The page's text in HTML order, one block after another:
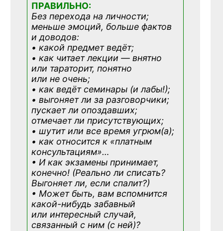
ПРАВИЛЬНО:
Без перехода на личности;
меньше эмоций, больше фактов
и доводов:
• какой предмет ведёт;
• как читает лекции — внятно
или тараторит, понятно
или не очень;
• как ведёт семинары (и лабы!);
• выгоняет ли за разговорчики;
пускает ли опоздавших;
отмечает ли присутствующих;
• шутит или все время угрюм(а);
• как относится к «платным
консультациям»…
• И как экзамены принимает,
конечно! (Реально ли списать?
Выгоняет ли, если спалит?)
• Может быть, вам вспомнится
какой-нибудь забавный
или интересный случай,
связанный с ним (с ней)?